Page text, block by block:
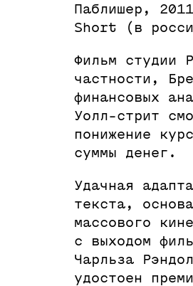
Паблишер,
Short (в
Фильм студии
частности,
финансовых
Уолл-стрит
понижение
суммы денег.
Удачная
текста,
массового
с выходом
Чарльза
удостоен